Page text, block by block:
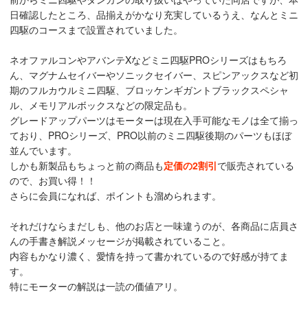
日確認したところ、品揃えがかなり充実しているうえ、なんとミニ
四駆のコースまで設置されていました。
ネオファルコンやアバンテXなどミニ四駆PROシリーズはもちろ
ん、マグナムセイバーやソニックセイバー、スピンアックスなど初
期のフルカウルミニ四駆、ブロッケンギガントブラックスペシャ
ル、メモリアルボックスなどの限定品も。
グレードアップパーツはモーターは現在入手可能なモノは全て揃っ
ており、PROシリーズ、PRO以前のミニ四駆後期のパーツもほぼ
並んでいます。
しかも新製品もちょっと前の商品も定価の2割引で販売されている
ので、お買い得！！
さらに会員になれば、ポイントも溜められます。
それだけならまだしも、他のお店と一味違うのが、各商品に店員さ
んの手書き解説メッセージが掲載されていること。
内容もかなり濃く、愛情を持って書かれているので好感が持てま
す。
特にモーターの解説は一読の価値アリ。